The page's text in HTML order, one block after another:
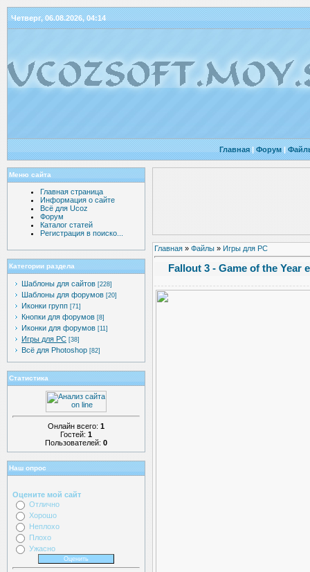
Четверг, 06.08.2026, 04:14
Главная | Форум |
Меню сайта
Главная страница
Информация о сайте
Всё для Ucoz
Форум
Каталог статей
Регистрация в поиско...
Категории раздела
Шаблоны для сайтов [228]
Шаблоны для форумов [20]
Иконки групп [71]
Кнопки для форумов [8]
Иконки для форумов [11]
Игры для PC [38]
Всё для Photoshop [82]
Статистика
Онлайн всего: 1
Гостей: 1
Пользователей: 0
Наш опрос
Оцените мой сайт
Отлично
Хорошо
Неплохо
Плохо
Ужасно
Главная » Файлы » Игры для PC
Fallout 3 - Game of the Year